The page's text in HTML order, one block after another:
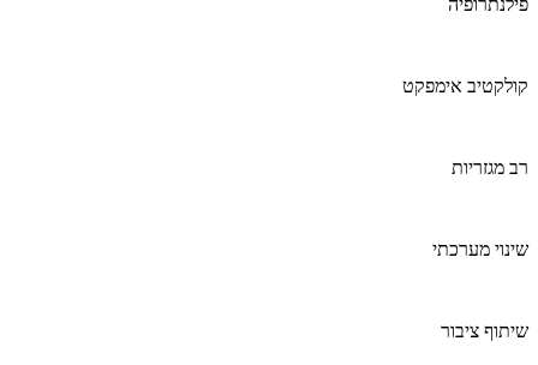
קולקטיב אימפקט
רב מגזריות
שינוי מערכתי
שיתוף ציבור